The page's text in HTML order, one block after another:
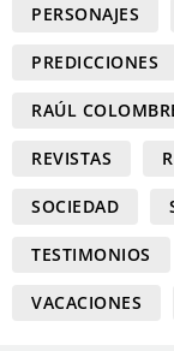
PERSONAJES
PREDICCIONES
RAÚL
REVISTAS
SOCIEDAD
TESTIMONIOS
VACACIONES